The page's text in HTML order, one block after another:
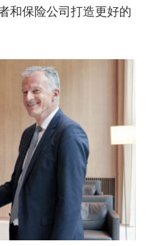
和保险公司打造更好的